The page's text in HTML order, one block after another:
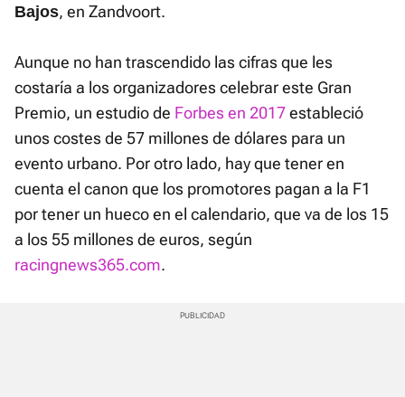
Bajos, en Zandvoort.
Aunque no han trascendido las cifras que les
costaría a los organizadores celebrar este Gran
Premio, un estudio de Forbes en 2017estableció
unos costes de 57 millones de dólares para un
evento urbano. Por otro lado, hay que tener en
cuenta el canon que los promotores pagan a la F1
por tener un hueco en el calendario, que va de los 15
a los 55 millones de euros, según
racingnews365.com.